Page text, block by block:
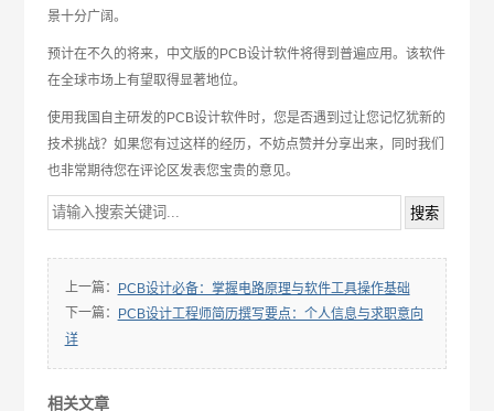
景十分广阔。
预计在不久的将来，中文版的PCB设计软件将得到普遍应用。该软件
在全球市场上有望取得显著地位。
使用我国自主研发的PCB设计软件时，您是否遇到过让您记忆犹新的
技术挑战？如果您有过这样的经历，不妨点赞并分享出来，同时我们
也非常期待您在评论区发表您宝贵的意见。
上一篇：
PCB设计必备：掌握电路原理与软件工具操作基础
下一篇：
PCB设计工程师简历撰写要点：个人信息与求职意向
详
相关文章